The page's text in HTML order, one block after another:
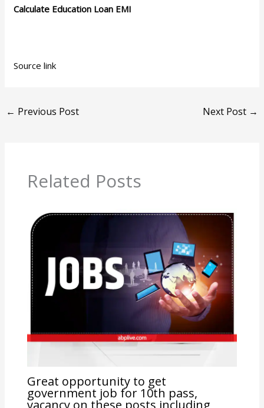
Calculate Education Loan EMI
Source link
← Previous Post Next Post →
Related Posts
Great opportunity to get
government job for 10th pass,
vacancy on these posts including